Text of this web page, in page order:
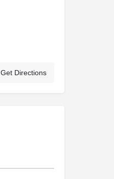
Get Directions